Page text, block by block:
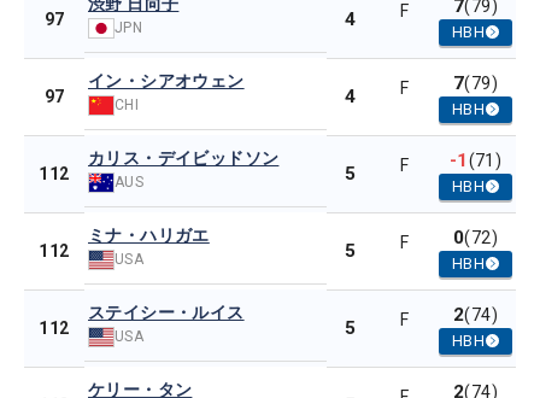
97
渋野 日向子
JPN 4 F 7(79)
HBH
97
イン・シアオウェン
CHI 4 F 7(79)
HBH
112
カリス・デイビッドソン
AUS 5 F -1(71)
HBH
112
ミナ・ハリガエ
USA 5 F 0(72)
HBH
112
ステイシー・ルイス
USA 5 F 2(74)
HBH
ケリー・タン 2(74)